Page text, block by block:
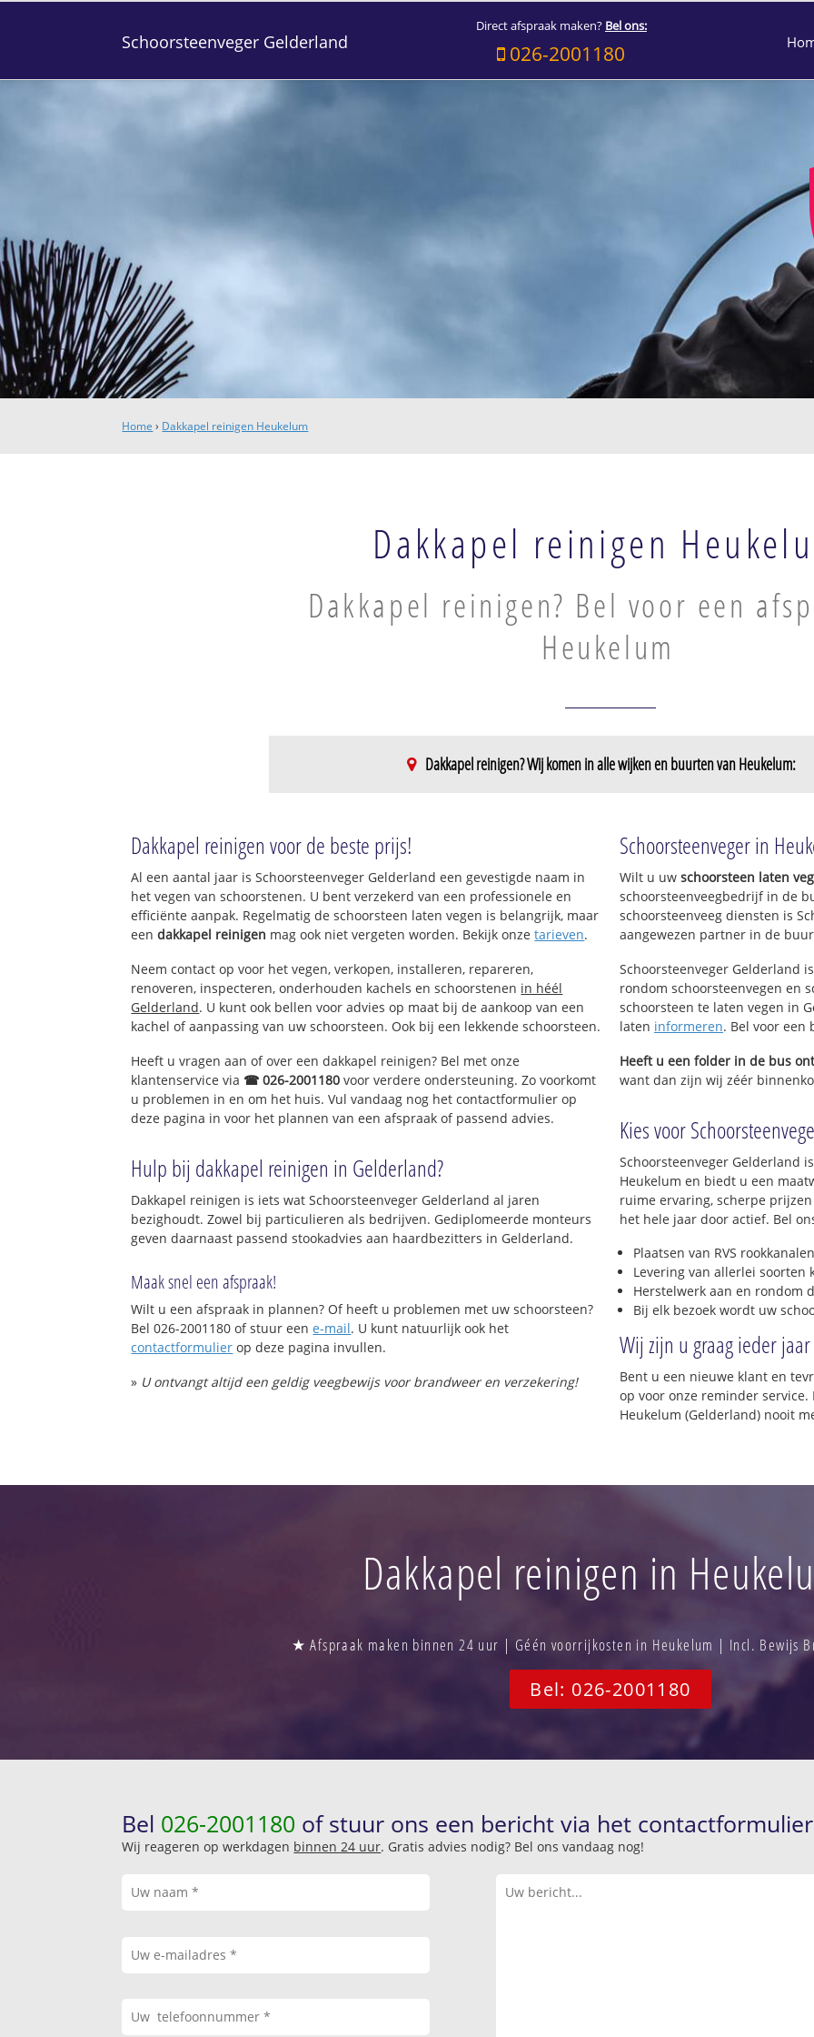
Schoorsteenveger Gelderland
Direct afspraak maken? Bel ons:
026-2001180
Home › Dakkapel reinigen Heukelum
Dakkapel reinigen
Dakkapel reinigen? Bel voor een
Heukelum
Dakkapel reinigen? Wij komen in alle wijken en buurten van Heukelum:
Uitbreiding Heukelum
Spijk en Boveneind Spijk en
Vogelswerf
Dakkapel reinigen voor de beste prijs!
Al een aantal jaar is Schoorsteenveger Gelderland een gevestigde naam in
het vegen van schoorstenen. U bent verzekerd van een professionele en
efficiënte aanpak. Regelmatig de schoorsteen laten vegen is belangrijk, maar
eendakkapel reinigen mag ook niet vergeten worden. Bekijk onzetarieven.
Neem contact op voor het vegen, verkopen, installeren, repareren,
renoveren, inspecteren, onderhouden kachels en schoorstenen in héél
Gelderland. U kunt ook bellen voor advies op maat bij de aankoop van een
kachel of aanpassing van uw schoorsteen. Ook bij een lekkende schoorsteen.
Heeft u vragen aan of over een dakkapel reinigen? Bel met onze
klantenservice via ☎ 026-2001180 voor verdere ondersteuning. Zo voorkomt
u problemen in en om het huis. Vul vandaag nog het contactformulier op
deze pagina in voor het plannen van een afspraak of passend advies.
Hulp bij dakkapel reinigen in Gelderland?
Dakkapel reinigen is iets wat Schoorsteenveger Gelderland al jaren
bezighoudt. Zowel bij particulieren als bedrijven. Gediplomeerde monteurs
geven daarnaast passend stookadvies aan haardbezitters in Gelderland.
Maak snel een afspraak!
Wilt u een afspraak in plannen? Of heeft u problemen met uw schoorsteen?
Bel 026-2001180 of stuur eene-mail. U kunt natuurlijk ook het
contactformulier op deze pagina invullen.
» U ontvangt altijd een geldig veegbewijs voor brandweer en verzekering!
Schoorsteenveger in
Wilt u uw schoorsteen laten
schoorsteenveegbedrijf in de
schoorsteenveeg diensten is
aangewezen partner in de
Schoorsteenveger Gelderland
rondom schoorsteenvegen en
schoorsteen te laten vegen in
laten informeren. Bel voor een
Heeft u een folder in de bus
want dan zijn wij zéér
Kies voor
Schoorsteenveger Gelderland
Heukelum en biedt u een
ruime ervaring, scherpe
het hele jaar door actief. Bel
Plaatsen van RVS
Levering van allerlei soorten
Herstelwerk aan en rondom
Bij elk bezoek wordt uw
Wij zijn u graag ieder
Bent u een nieuwe klant en
op voor onze reminder
Heukelum (Gelderland) nooit
Dakkapel reinigen in
★ Afspraak maken binnen 24 uur | Géén voorrijkosten in Heukelum | Incl. Bewijs
Bel: 026-2001180
Bel 026-2001180 of stuur ons een bericht via het
Wij reageren op werkdagen binnen 24 uur. Gratis advies nodig? Bel ons vandaag nog!